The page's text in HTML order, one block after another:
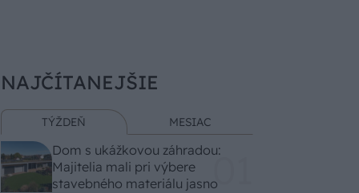
NAJČÍTANEJŠIE
TÝŽDEŇ MESIAC
Dom s ukážkovou záhradou:
Majitelia mali pri výbere
stavebného materiálu jasno